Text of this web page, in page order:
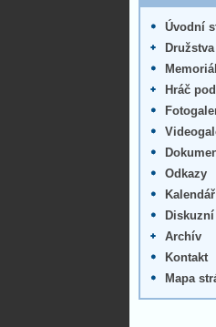
Úvodní
Družstva
Hráč
Odkazy
Archív
Kontakt
Mapa